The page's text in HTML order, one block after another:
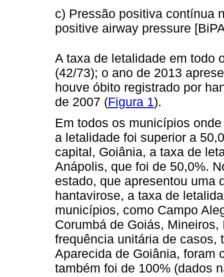
c) Pressão positiva contínua
positive airway pressure
A taxa de letalidade em todo
(42/73); o ano de 2013
houve óbito registrado por
de 2007 (Figura 1).
Em todos os municípios
a letalidade foi superior a
capital, Goiânia, a taxa de
Anápolis, que foi de 50,0%.
estado, que apresentou uma
hantavirose, a taxa de
municípios, como Campo
Corumbá de Goiás,
frequência unitária de casos,
Aparecida de Goiânia, foram
também foi de 100% (dados